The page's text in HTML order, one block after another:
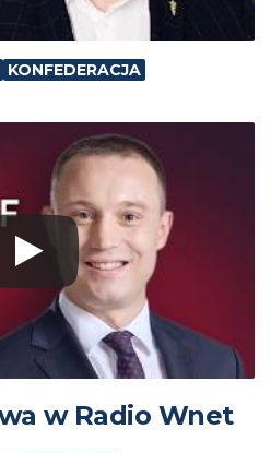
KONFEDERACJA
w Radio Wnet